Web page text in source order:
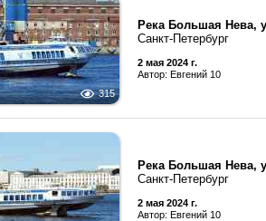
315
Река Большая Нева,
Санкт-Петербург
2 мая 2024 г.
Автор: Евгений 10
Река Большая Нева,
Санкт-Петербург
2 мая 2024 г.
Автор: Евгений 10